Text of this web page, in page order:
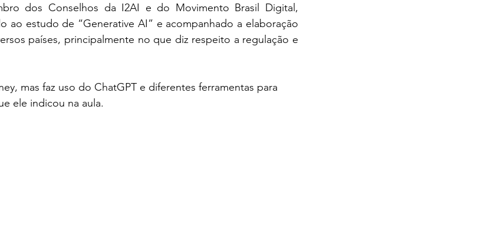
dos Conselhos da I2AI e do Movimento Brasil Digital,
ao estudo de “Generative AI” e acompanhado a elaboração
países, principalmente no que diz respeito a regulação e
mas faz uso do ChatGPT e diferentes ferramentas para
ele indicou na aula.